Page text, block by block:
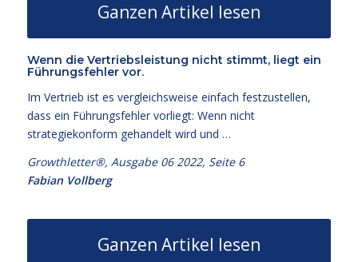
Ganzen Artikel lesen
Wenn die Vertriebsleistung nicht stimmt, liegt ein
Führungsfehler vor.
Im Vertrieb ist es vergleichsweise einfach festzustellen,
dass ein Führungsfehler vorliegt: Wenn nicht
strategiekonform gehandelt wird und …
Growthletter®, Ausgabe 062022, Seite 6
Fabian Vollberg
Ganzen Artikel lesen